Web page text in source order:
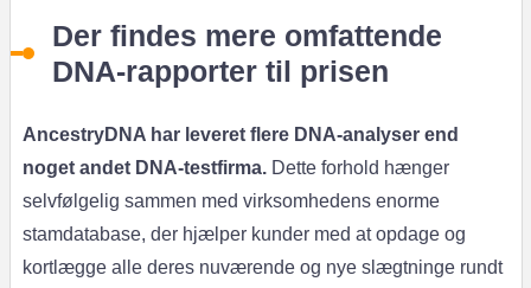
Der findes mere omfattende
DNA-rapporter til prisen
AncestryDNA har leveret flere DNA-analyser end
noget andet DNA-testfirma.Dette forhold hænger
selvfølgelig sammen med virksomhedens enorme
stamdatabase, der hjælper kunder med at opdage og
kortlægge alle deres nuværende og nye slægtninge rundt